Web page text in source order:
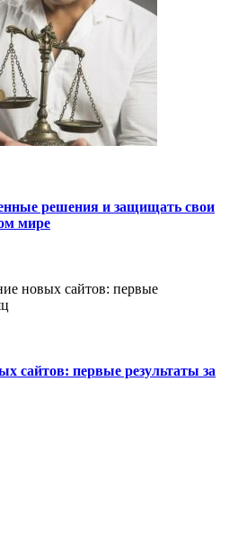
решения и защищать свои
мире
сайтов: первые результаты за